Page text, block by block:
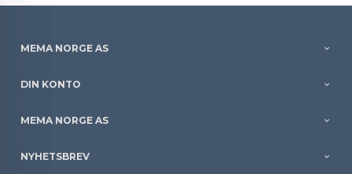
MEMA NORGE AS
DIN KONTO
MEMA NORGE AS
NYHETSBREV